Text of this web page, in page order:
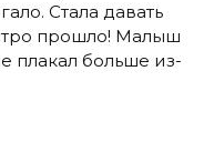
Стала давать
прошло! Малыш
плакал больше из-